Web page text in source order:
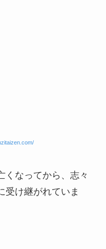
くなってから、志々
受け継がれていま